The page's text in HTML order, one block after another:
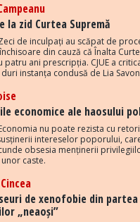
la zid Curtea Supremă
de inculpați au scăpat de
din cauză că Înalta
patru ani prescripția. CJUE a
instanța condusă de Lia
economice ale haosului
nu poate rezista cu
intereselor poporului,
obsesia menținerii
caste.
Cincea
de xenofobie din partea
„neaoși”